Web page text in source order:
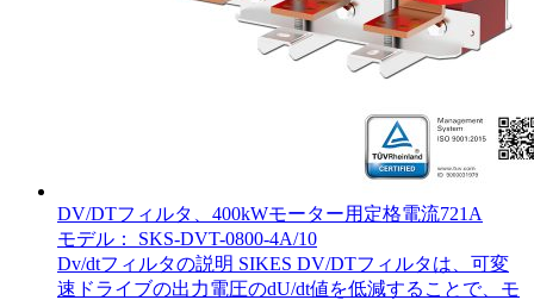
DV/DTフィルタ、400kWモーター用定格電流721A
モデル： SKS-DVT-0800-4A/10
Dv/dtフィルタの説明 SIKES DV/DTフィルタは、可変
速ドライブの出力電圧のdU/dt値を低減することで、モ